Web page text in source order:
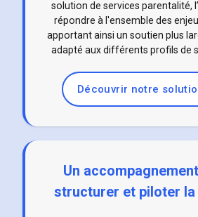
solution de services parentalité,
répondre à l'ensemble des
apportant ainsi un soutien plus
adapté aux différents profils de
Découvrir notre
Un
structurer et piloter la